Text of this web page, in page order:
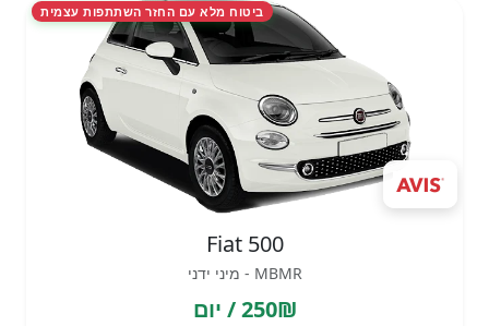
ביטוח מלא עם החזר השתתפות עצמית
Fiat 500
MBMR - מיני ידני
250₪ / יום